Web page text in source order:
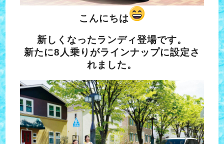
こんにちは
新しくなったランディ登場です。
新たに8人乗りがラインナップに設定さ
れました。